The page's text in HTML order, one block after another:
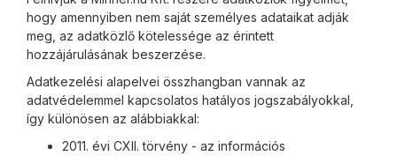
hogy amennyiben nem saját személyes adataikat adják
meg, az adatközlő kötelessége az érintett
hozzájárulásának beszerzése.
Adatkezelési alapelvei összhangban vannak az
adatvédelemmel kapcsolatos hatályos jogszabályokkal,
így különösen az alábbiakkal:
2011. évi CXII. törvény - az információs